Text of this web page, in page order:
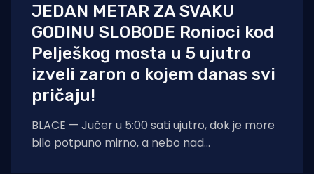
JEDAN METAR ZA SVAKU
GODINU SLOBODE Ronioci kod
Pelješkog mosta u 5 ujutro
izveli zaron o kojem danas svi
pričaju!
BLACE — Jučer u 5:00 sati ujutro, dok je more
bilo potpuno mirno, a nebo nad